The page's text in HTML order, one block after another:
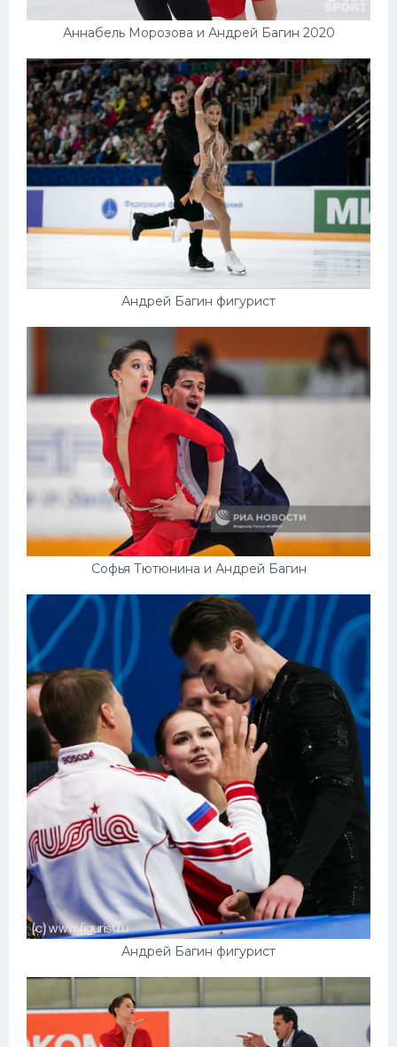
Аннабель Морозова и Андрей Багин 2020
Андрей Багин фигурист
Софья Тютюнина и Андрей Багин
Андрей Багин фигурист